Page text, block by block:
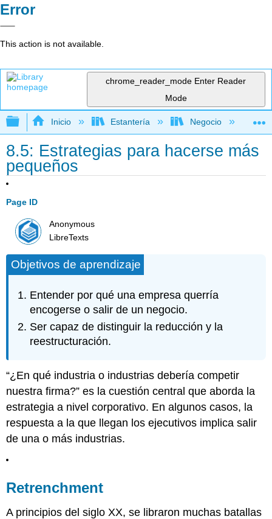
Error
This action is not available.
chrome_reader_mode Enter Reader
Mode
Expandir/contraer jerarquía global
Inicio Estantería Negocio
8.5: Estrategias para hacerse más
pequeños
Page ID
Anonymous
LibreTexts
Objetivos de aprendizaje
Entender por qué una empresa querría
encogerse o salir de un negocio.
Ser capaz de distinguir la reducción y la
reestructuración.
“¿En qué industria o industrias debería competir
nuestra firma?” es la cuestión central que aborda la
estrategia a nivel corporativo. En algunos casos, la
respuesta a la que llegan los ejecutivos implica salir
de una o más industrias.
Retrenchment
A principios del siglo XX, se libraron muchas batallas